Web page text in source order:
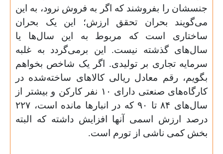
جنسشان را بفروشند که اگر به فروش نرود، به این
می‌گویند بحران تحقق ارزش؛ این یک بحران
ساختاری است که مربوط به این سال‌ها یا
سال‌های گذشته نیست. این برمی‌گردد به غلبه
سرمایه تجاری بر تولیدی. اگر یک شاخص بخواهم
بگویم، رقم معادل ریالی کالاهای ساخته‌شده در
کارگاه‌های صنعتی دارای ۱۰ نفر کارکن و بیشتر از
سال‌های ۸۴ تا ۹۰ که در انبارها مانده است، ۲۲۷
درصد ارزش اسمی آنها افزایش داشته که البته
بخش کمی ناشی از تورم است.